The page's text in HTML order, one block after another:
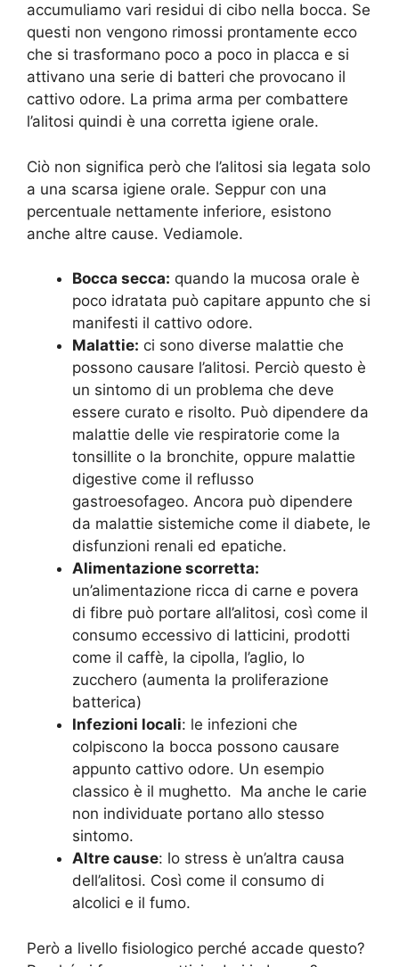
accumuliamo vari residui di cibo nella bocca. Se
questi non vengono rimossi prontamente ecco
che si trasformano poco a poco in placca e si
attivano una serie di batteri che provocano il
cattivo odore. La prima arma per combattere
l’alitosi quindi è una corretta igiene orale.
Ciò non significa però che l’alitosi sia legata solo
a una scarsa igiene orale. Seppur con una
percentuale nettamente inferiore, esistono
anche altre cause. Vediamole.
Bocca secca: quando la mucosa orale è
poco idratata può capitare appunto che si
manifesti il cattivo odore.
Malattie: ci sono diverse malattie che
possono causare l’alitosi. Perciò questo è
un sintomo di un problema che deve
essere curato e risolto. Può dipendere da
malattie delle vie respiratorie come la
tonsillite o la bronchite, oppure malattie
digestive come il reflusso
gastroesofageo. Ancora può dipendere
da malattie sistemiche come il diabete, le
disfunzioni renali ed epatiche.
Alimentazione scorretta:
un’alimentazione ricca di carne e povera
di fibre può portare all’alitosi, così come il
consumo eccessivo di latticini, prodotti
come il caffè, la cipolla, l’aglio, lo
zucchero (aumenta la proliferazione
batterica)
Infezioni locali: le infezioni che
colpiscono la bocca possono causare
appunto cattivo odore. Un esempio
classico è il mughetto. Ma anche le carie
non individuate portano allo stesso
sintomo.
Altre cause: lo stress è un’altra causa
dell’alitosi. Così come il consumo di
alcolici e il fumo.
Però a livello fisiologico perché accade questo?